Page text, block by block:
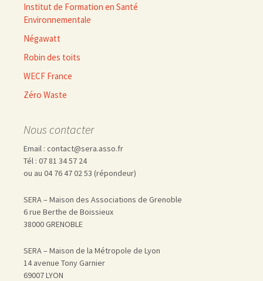
Institut de Formation en Santé
Environnementale
Négawatt
Robin des toits
WECF France
Zéro Waste
Nous contacter
Email : contact@sera.asso.fr
Tél : 07 81 34 57 24
ou au 04 76 47 02 53 (répondeur)
SERA – Maison des Associations de Grenoble
6 rue Berthe de Boissieux
38000 GRENOBLE
SERA – Maison de la Métropole de Lyon
14 avenue Tony Garnier
69007 LYON